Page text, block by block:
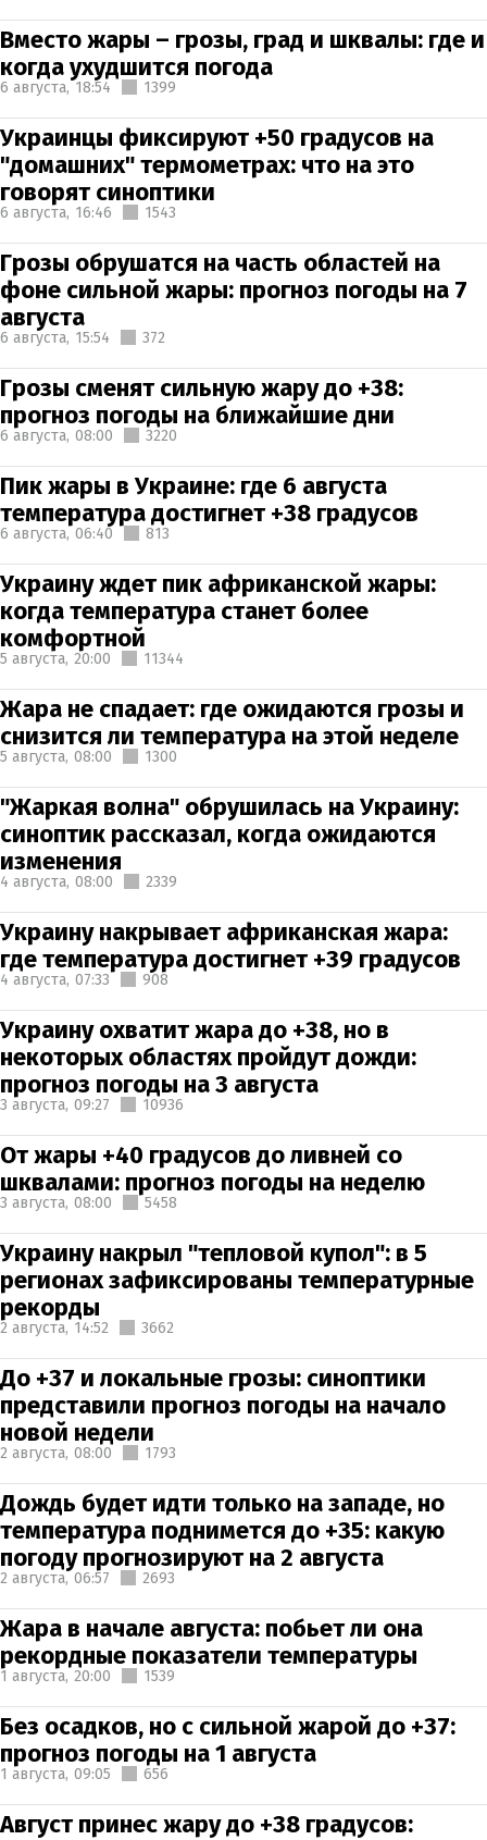
Вместо жары – грозы, град и шквалы: где и
когда ухудшится погода
6 августа, 18:54 1399
Украинцы фиксируют +50 градусов на
"домашних" термометрах: что на это
говорят синоптики
6 августа, 16:46 1543
Грозы обрушатся на часть областей на
фоне сильной жары: прогноз погоды на 7
августа
6 августа, 15:54 372
Грозы сменят сильную жару до +38:
прогноз погоды на ближайшие дни
6 августа, 08:00 3220
Пик жары в Украине: где 6 августа
температура достигнет +38 градусов
6 августа, 06:40 813
Украину ждет пик африканской жары:
когда температура станет более
комфортной
5 августа, 20:00 11344
Жара не спадает: где ожидаются грозы и
снизится ли температура на этой неделе
5 августа, 08:00 1300
"Жаркая волна" обрушилась на Украину:
синоптик рассказал, когда ожидаются
изменения
4 августа, 08:00 2339
Украину накрывает африканская жара:
где температура достигнет +39 градусов
4 августа, 07:33 908
Украину охватит жара до +38, но в
некоторых областях пройдут дожди:
прогноз погоды на 3 августа
3 августа, 09:27 10936
От жары +40 градусов до ливней со
шквалами: прогноз погоды на неделю
3 августа, 08:00 5458
Украину накрыл "тепловой купол": в 5
регионах зафиксированы температурные
рекорды
2 августа, 14:52 3662
До +37 и локальные грозы: синоптики
представили прогноз погоды на начало
новой недели
2 августа, 08:00 1793
Дождь будет идти только на западе, но
температура поднимется до +35: какую
погоду прогнозируют на 2 августа
2 августа, 06:57 2693
Жара в начале августа: побьет ли она
рекордные показатели температуры
1 августа, 20:00 1539
Без осадков, но с сильной жарой до +37:
прогноз погоды на 1 августа
1 августа, 09:05 656
Август принес жару до +38 градусов: